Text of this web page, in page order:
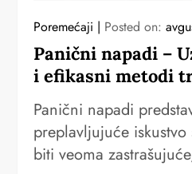
Poremećaji Posted on:
Panični napadi –
i efikasni metodi
Panični napadi
preplavljujuće
biti veoma